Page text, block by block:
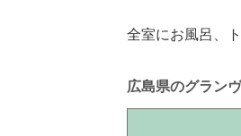
全室にお風呂、
広島県のグラン